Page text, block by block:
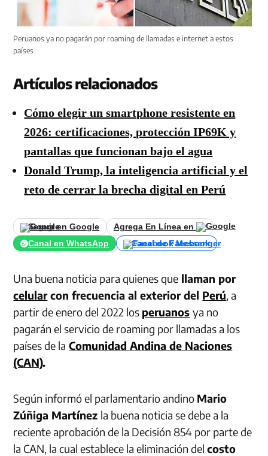
Peruanos ya no pagarán por roaming de llamadas e internet a estos
países
Artículos relacionados
Cómo elegir un smartphone resistente en
2026: certificaciones, protección IP69K y
pantallas que funcionan bajo el agua
Donald Trump, la inteligencia artificial y el
reto de cerrar la brecha digital en Perú
Seguir en Google
Agrega En Línea en
Canal en WhatsApp
Canal de Facebook
Una buena noticia para quienes que llaman por
celularcon frecuencia al exterior del Perú, a
partir de enero del 2022 los peruanos ya no
pagarán el servicio de roaming por llamadas a los
países de la Comunidad Andina de Naciones
(CAN).
Según informó el parlamentario andino Mario
Zúñiga Martínez la buena noticia se debe a la
reciente aprobación de la Decisión 854 por parte de
la CAN, la cual establece la eliminación delcosto